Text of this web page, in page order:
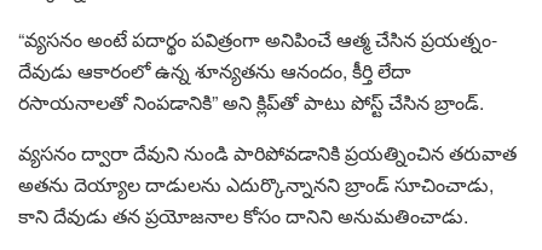
“వ్యసనం అంటే పదార్థం పవిత్రంగా అనిపించే ఆత్మ చేసిన ప్రయత్నం-
దేవుడు ఆకారంలో ఉన్న శూన్యతను ఆనందం, కీర్తి లేదా
రసాయనాలతో నింపడానికి” అని క్లిప్‌తో పాటు పోస్ట్ చేసిన బ్రాండ్.
వ్యసనం ద్వారా దేవుని నుండి పారిపోవడానికి ప్రయత్నించిన తరువాత
అతను దెయ్యాల దాడులను ఎదుర్కొన్నానని బ్రాండ్ సూచించాడు,
కాని దేవుడు తన ప్రయోజనాల కోసం దానిని అనుమతించాడు.